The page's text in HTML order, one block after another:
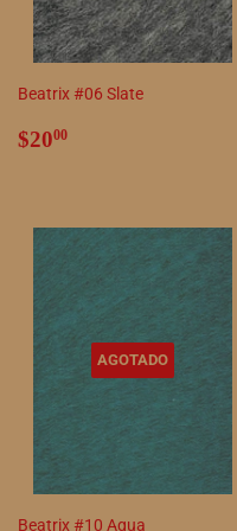
Beatrix #06 Slate
Precio
$2000
AGOTADO
Beatrix #10 Aqua